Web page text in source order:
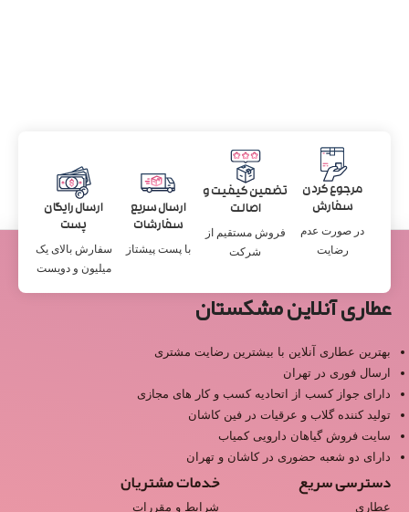
مرجوع کردن
سفارش
در صورت عدم
رضایت
تضمین کیفیت و
اصالت
فروش مستقیم از
شرکت
ارسال سریع
سفارشات
با پست پیشتاز
ارسال رایگان
پست
سفارش بالای یک
میلیون و دویست
عطاری آنلاین مشکستان
بهترین عطاری آنلاین با بیشترین رضایت مشتری
ارسال فوری در تهران
دارای جواز کسب از اتحادیه کسب و کار های مجازی
تولید کننده گلاب و عرقیات در فین کاشان
سایت فروش گیاهان دارویی کمیاب
دارای دو شعبه حضوری در کاشان و تهران
دسترسی سریع
عطاری
خدمات مشتریان
شرایط و مقررات